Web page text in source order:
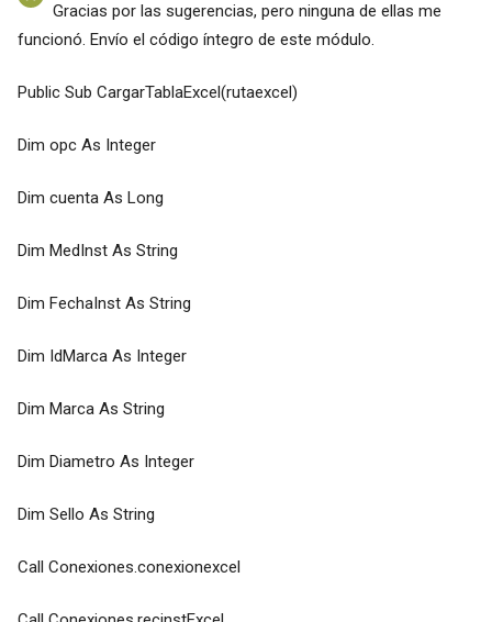
Gracias por las sugerencias, pero ninguna de ellas me
funcionó. Envío el código íntegro de este módulo.
Public Sub CargarTablaExcel(rutaexcel)
Dim opc As Integer
Dim cuenta As Long
Dim MedInst As String
Dim FechaInst As String
Dim IdMarca As Integer
Dim Marca As String
Dim Diametro As Integer
Dim Sello As String
Call Conexiones.conexionexcel